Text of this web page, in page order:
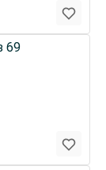
69